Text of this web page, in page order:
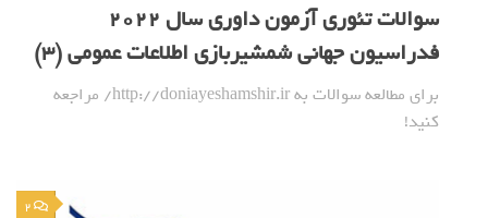
سوالات تئوری آزمون داوری سال 2022
فدراسیون جهانی شمشیربازی اطلاعات عمومی (3)
برای مطالعه سوالات به http://doniayeshamshir.ir/ مراجعه
کنید!
2